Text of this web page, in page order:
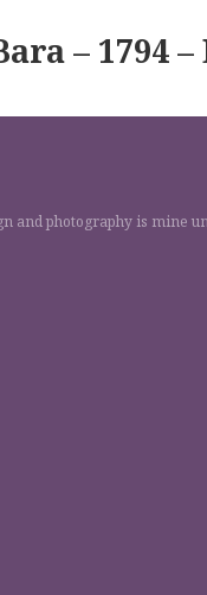
– 1794
and photography is mine